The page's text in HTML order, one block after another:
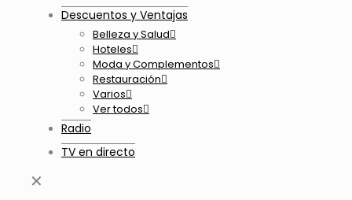
Descuentos y Ventajas
Belleza y Salud
Hoteles
Moda y Complementos
Restauración
Varios
Ver todos
Radio
TV en directo
✕